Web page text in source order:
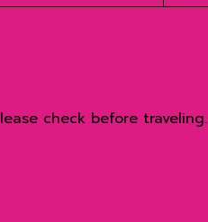
check before traveling.